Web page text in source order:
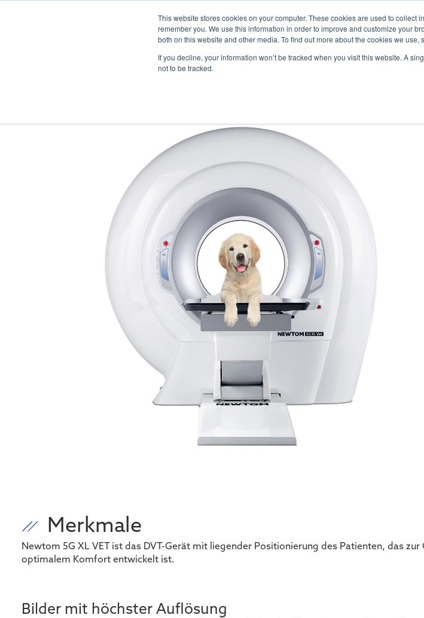
This website stores cookies on your computer. These cookies are used to
remember you. We use this information in order to improve and customize your
both on this website and other media. To find out more about the cookies we use,
If you decline, your information won’t be tracked when you visit this website. A
not to be tracked.
Produkte Schulung Neowise-Software
Merkmale
Newtom 5G XL VET ist das DVT-Gerät mit liegender Positionierung des Patienten, das
optimalem Komfort entwickelt ist.
Bilder mit höchster Auflösung